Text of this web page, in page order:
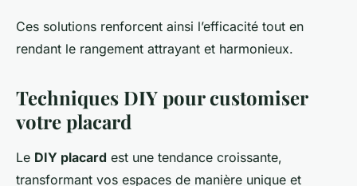
Ces solutions renforcent ainsi l’efficacité tout en
rendant le rangement attrayant et harmonieux.
Techniques DIY pour customiser
votre placard
Le DIY placard est une tendance croissante,
transformant vos espaces de manière unique et